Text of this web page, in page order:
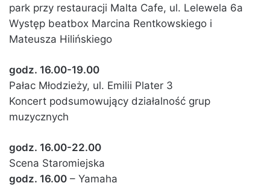
park przy restauracji Malta Cafe, ul. Lelewela 6a
Występ beatbox Marcina Rentkowskiego i
Mateusza Hilińskiego
godz. 16.00-19.00
Pałac Młodzieży, ul. Emilii Plater 3
Koncert podsumowujący działalność grup
muzycznych
godz. 16.00-22.00
Scena Staromiejska
godz. 16.00 – Yamaha